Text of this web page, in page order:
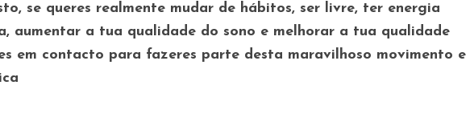
se queres realmente mudar de hábitos, ser livre, ter energia
aumentar a tua qualidade do sono e melhorar a tua qualidade
em contacto para fazeres parte desta maravilhoso movimento e